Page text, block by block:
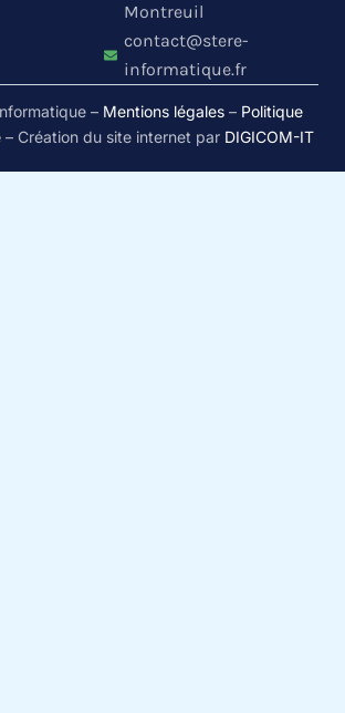
Montreuil
contact@stere-
informatique.fr
– Mentions légales – Politique
– Création du site internet par DIGICOM-IT